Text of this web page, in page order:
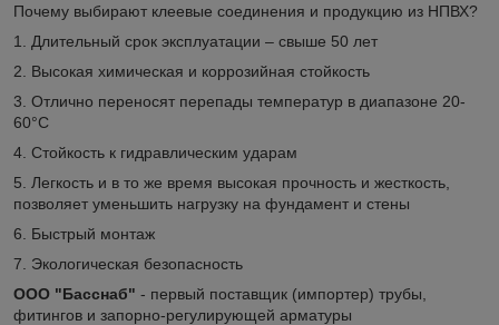
Почему выбирают клеевые соединения и продукцию из НПВХ?
1. Длительный срок эксплуатации – свыше 50 лет
2. Высокая химическая и коррозийная стойкость
3. Отлично переносят перепады температур в диапазоне 20-
60°С
4. Стойкость к гидравлическим ударам
5. Легкость и в то же время высокая прочность и жесткость,
позволяет уменьшить нагрузку на фундамент и стены
6. Быстрый монтаж
7. Экологическая безопасность
ООО "Басснаб" - первый поставщик (импортер) трубы,
фитингов и запорно-регулирующей арматуры